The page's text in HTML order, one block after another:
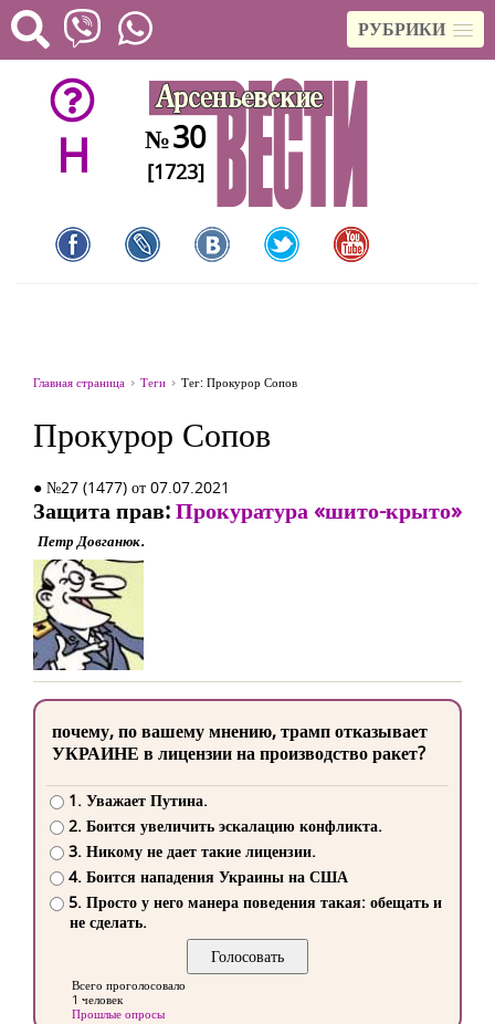
РУБРИКИ
H №30
[1723]
Главная страница Теги Тег: Прокурор Сопов
Прокурор Сопов
● №27 (1477) от 07.07.2021
Защита прав:Прокуратура «шито-крыто»
Петр Довганюк.
почему, по вашему мнению, трамп отказывает
УКРАИНЕ в лицензии на производство ракет?
1. Уважает Путина.
2. Боится увеличить эскалацию конфликта.
3. Никому не дает такие лицензии.
4. Боится нападения Украины на США
5. Просто у него манера поведения такая: обещать и
не сделать.
Всего проголосовало
1 человек
Прошлые опросы